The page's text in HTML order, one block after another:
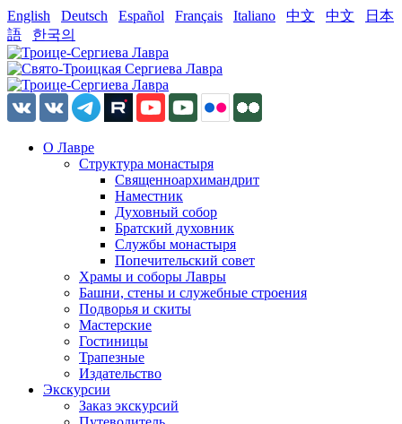
English Deutsch Español Français Italiano 中文 中文
日本
語
한국의
О Лавре
Структура монастыря
Священноархимандрит
Наместник
Духовный собор
Братский духовник
Службы монастыря
Попечительский совет
Храмы и соборы Лавры
Башни, стены и служебные строения
Подворья и скиты
Мастерские
Гостиницы
Трапезные
Издательство
Экскурсии
Заказ экскурсий